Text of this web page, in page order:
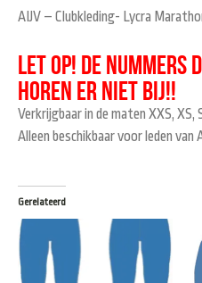
AIJV – Clubkleding- Lycra
LET OP! DE NUMMERS
HOREN ER NIET BIJ!!
Verkrijgbaar in de maten XXS, XS,
Alleen beschikbaar voor leden van
Gerelateerd